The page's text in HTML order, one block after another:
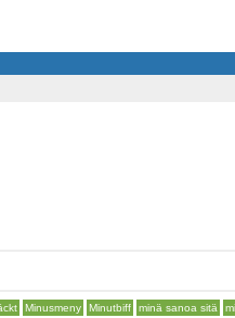
Minusmeny Minutbiff minä sanoa sitä